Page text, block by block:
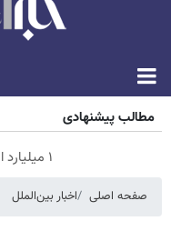
مطالب پیشنهادی
۱ میلیارد اعتبار خرید طلا | بدون ضامن و چک
صفحه اصلی اخبار بین‌الملل